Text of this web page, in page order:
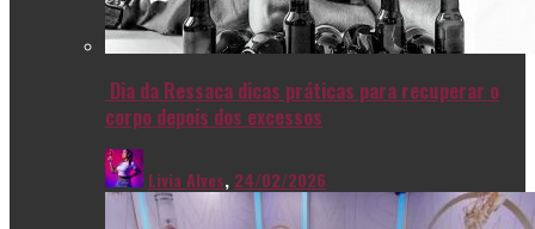
Dia da Ressaca dicas práticas para recuperar o
corpo depois dos excessos
Livia Alves, 24/02/2026